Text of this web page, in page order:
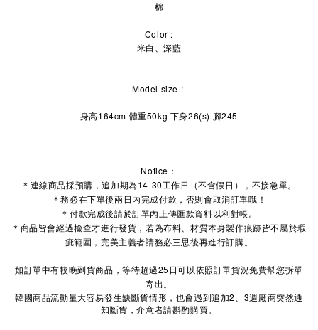
棉
Color :
米白、深藍
Model size :
身高164cm 體重50kg 下身26(s) 腳245
Notice：
＊連線商品採預購，追加期為14-30工作日（不含假日），不接急單。
＊務必在下單後兩日內完成付款，否則會取消訂單哦！
＊付款完成後請於訂單內上傳匯款資料以利對帳。
＊商品皆會經過檢查才進行發貨，若為布料、材質本身製作痕跡皆不屬於瑕
疵範圍，完美主義者請務必三思後再進行訂購。
如訂單中有較晚到貨商品，等待超過25日可以依照訂單貨況免費幫您拆單
寄出。
韓國商品流動量大容易發生缺斷貨情形，也會遇到追加2 、 3週廠商突然通
知斷貨，介意者請斟酌購買。